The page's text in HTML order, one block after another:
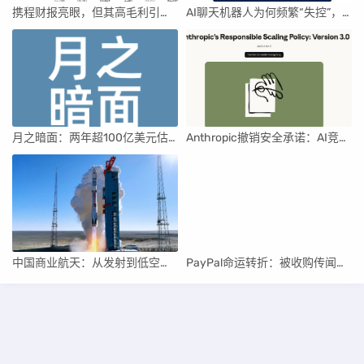
携程财报亮眼，但其高毛利引发行业争议 AI聊天机器人为何频繁“失控”，背后原因及解决方案解析
月之暗面：两年超100亿美元估值，K2.5引领AI新纪元 Anthropic撤销安全承诺：AI竞赛中的伦理与商业博弈
中国商业航天：从发射到低空经济，全面加速 PayPal命运转折：被收购传闻与行业重构